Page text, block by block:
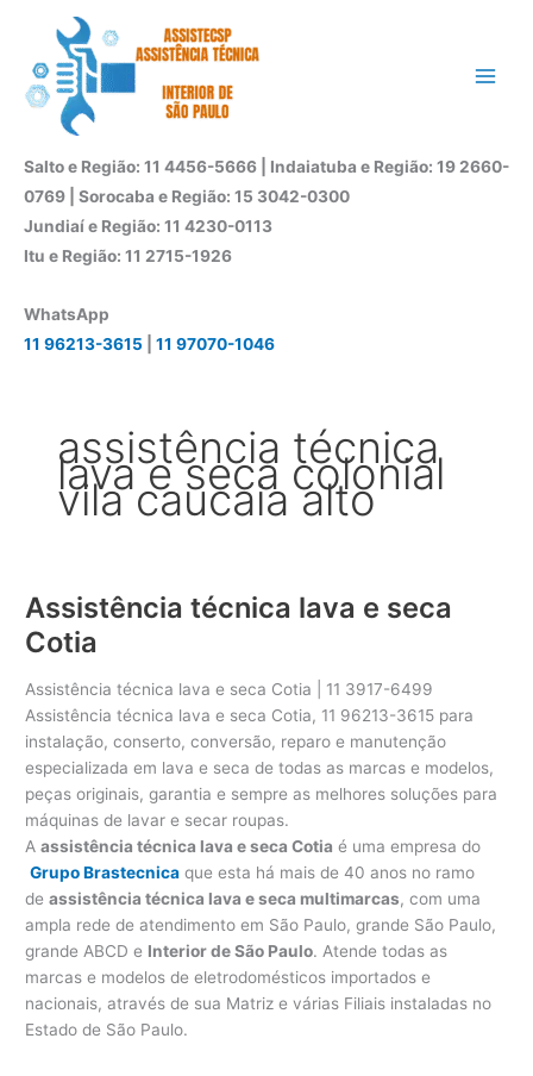
conteúdo
Salto e Região: 11 4456-5666 | Indaiatuba e Região: 19 2660-
0769 | Sorocaba e Região: 15 3042-0300
Jundiaí e Região: 11 4230-0113
Itu e Região: 11 2715-1926
WhatsApp
11 96213-3615
11 97070-1046
assistência técnica
lava e seca colonial
vila caucaia alto
Assistência técnica lava e seca
Cotia
Assistência técnica lava e seca Cotia | 11 3917-6499
Assistência técnica lava e seca Cotia, 11 96213-3615 para
instalação, conserto, conversão, reparo e manutenção
especializada em lava e seca de todas as marcas e modelos,
peças originais, garantia e sempre as melhores soluções para
máquinas de lavar e secar roupas.
Aassistência técnica lava e seca Cotia é uma empresa do
Grupo Brastecnica que esta há mais de 40 anos no ramo
deassistência técnica lava e seca multimarcas, com uma
ampla rede de atendimento em São Paulo, grande São Paulo,
grande ABCD e Interior de São Paulo. Atende todas as
marcas e modelos de eletrodomésticos importados e
nacionais, através de sua Matriz e várias Filiais instaladas no
Estado de São Paulo.